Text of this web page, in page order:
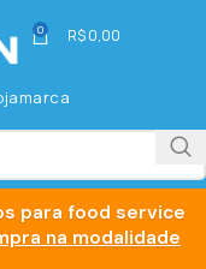
0 R$0,00
marca
para food service
na modalidade